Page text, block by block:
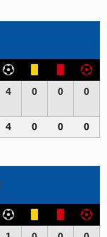
4 0 0 0
4 0 0 0